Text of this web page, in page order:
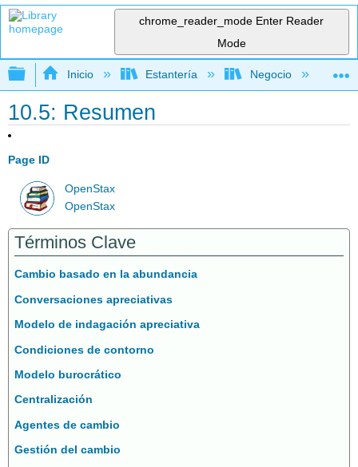
chrome_reader_mode Enter Reader
Mode
Expandir/contraer jerarquía global
Inicio Estantería Negocio
10.5: Resumen
Page ID
OpenStax
OpenStax
Términos Clave
Cambio basado en la abundancia
Conversaciones apreciativas
Modelo de indagación apreciativa
Condiciones de contorno
Modelo burocrático
Centralización
Agentes de cambio
Gestión del cambio